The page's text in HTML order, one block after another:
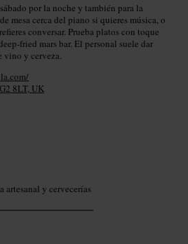
por la noche y también para la
mesa cerca del piano si quieres música, o
conversar. Prueba platos con toque
fried mars bar. El personal suele dar
vino y cerveza.
8LT, UK
artesanal y cervecerías